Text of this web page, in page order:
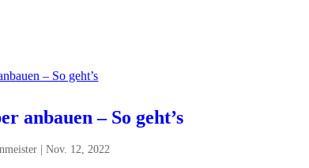
anbauen – So geht’s
|Nov. 12, 2022